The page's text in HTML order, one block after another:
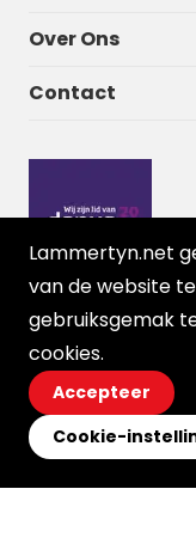
Over Ons
Contact
© 2026 Ortessa
Lammertyn.net
van de website
gebruiksgemak
cookies.
Accepteer
Cookie-